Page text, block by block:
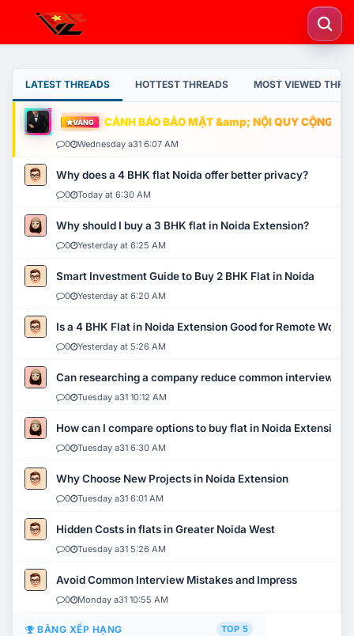
LATEST THREADS HOTTEST THREADS MOST VIEWED
VÀNG CẢNH BÁO BẢO MẬT &amp; NỘI QUY CỘNG
0 Wednesday a31 6:07 AM
Why does a 4 BHK flat Noida offer better privacy?
0 Today at 6:30 AM
Why should I buy a 3 BHK flat in Noida Extension?
0 Yesterday at 6:25 AM
Smart Investment Guide to Buy 2 BHK Flat in Noida
0 Yesterday at 6:20 AM
Is a 4 BHK Flat in Noida Extension Good for Remote Work?
0 Yesterday at 5:26 AM
Can researching a company reduce common interview
0 Tuesday a31 10:12 AM
How can I compare options to buy flat in Noida Extension?
0 Tuesday a31 6:30 AM
Why Choose New Projects in Noida Extension
0 Tuesday a31 6:01 AM
Hidden Costs in flats in Greater Noida West
0 Tuesday a31 5:26 AM
Avoid Common Interview Mistakes and Impress
0 Monday a31 10:55 AM
BẢNG XẾP HẠNG TOP 5